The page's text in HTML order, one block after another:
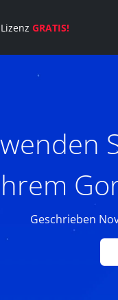
Geschrieben
GRATIS!